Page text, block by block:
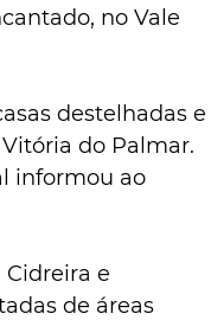
no Vale
destelhadas e
do Palmar.
informou ao
e
de áreas